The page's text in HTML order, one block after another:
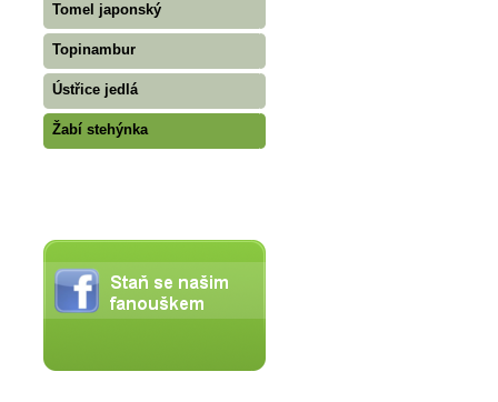
Tomel japonský
Topinambur
Ústřice jedlá
Žabí stehýnka